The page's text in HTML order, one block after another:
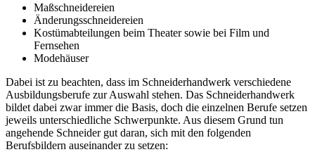
Maßschneidereien
Änderungsschneidereien
Kostümabteilungen beim Theater sowie bei Film und
Fernsehen
Modehäuser
Dabei ist zu beachten, dass im Schneiderhandwerk verschiedene
Ausbildungsberufe zur Auswahl stehen. Das Schneiderhandwerk
bildet dabei zwar immer die Basis, doch die einzelnen Berufe setzen
jeweils unterschiedliche Schwerpunkte. Aus diesem Grund tun
angehende Schneider gut daran, sich mit den folgenden
Berufsbildern auseinander zu setzen: